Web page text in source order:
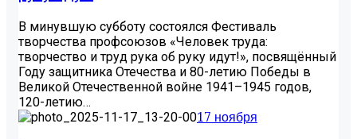
В минувшую субботу состоялся Фестиваль
творчества профсоюзов «Человек труда:
творчество и труд рука об руку идут!», посвящённый
Году защитника Отечества и 80-летию Победы в
Великой Отечественной войне 1941–1945 годов,
120-летию…
17 ноября